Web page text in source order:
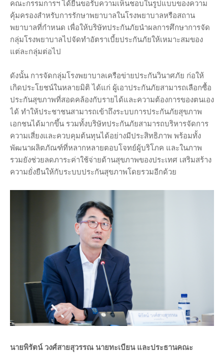
คณะกรรมการฯ ได้ยื่นขอรับความเห็นชอบในรูปแบบของความ
คุ้มครองสำหรับการรักษาพยาบาลในโรงพยาบาลหรือสถาน
พยาบาลที่กำหนด เพื่อให้บริษัทประกันภัยนำผลการศึกษาการจัด
กลุ่มโรงพยาบาลไปจัดทำอัตราเบี้ยประกันภัยให้เหมาะสมของ
แต่ละกลุ่มต่อไป
ดังนั้น การจัดกลุ่มโรงพยาบาลเครือข่ายประกันวินาศภัย ก่อให้
เกิดประโยชน์ในหลายมิติ ได้แก่ ผู้เอาประกันภัยสามารถเลือกซื้อ
ประกันสุขภาพที่สอดคล้องกับรายได้และความต้องการของตนเอง
ได้ ทำให้ประชาชนสามารถเข้าถึงระบบการประกันภัยสุขภาพ
เอกชนได้มากขึ้น รวมทั้งบริษัทประกันภัยสามารถบริหารจัดการ
ความเสี่ยงและควบคุมต้นทุนได้อย่างมีประสิทธิภาพ พร้อมทั้ง
พัฒนาผลิตภัณฑ์ที่หลากหลายตอบโจทย์ผู้บริโภค และในภาพ
รวมยังช่วยลดภาระค่าใช้จ่ายด้านสุขภาพของประเทศ เสริมสร้าง
ความยั่งยืนให้กับระบบประกันสุขภาพโดยรวมอีกด้วย
นายพิรัตน์ วงศ์สายสุวรรณ นายทะเบียน และประธานคณะ